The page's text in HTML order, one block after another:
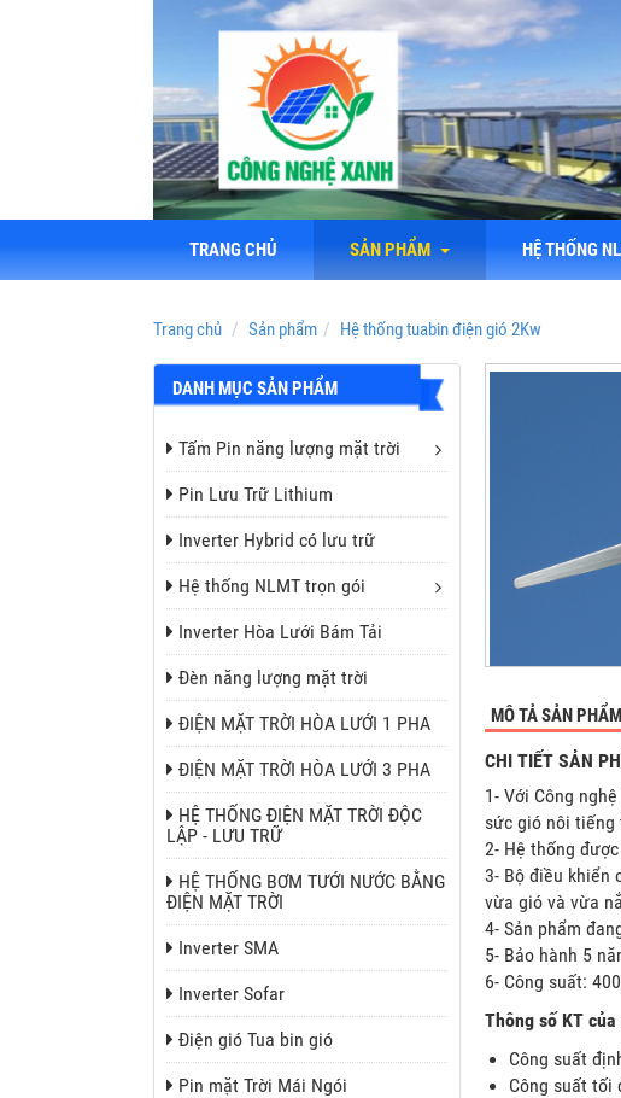
TRANG CHỦ SẢN PHẨM HỆ THỐNG
Trang chủ Sản phẩm Hệ thống tuabin điện gió 2Kw
MÔ TẢ SẢN PHẨM
CHI TIẾT SẢN
1- Với Công
sức gió nôi tiếng
2- Hệ thống
3- Bộ điều khiển
vừa gió và vừa
4- Sản phẩm
5- Bảo hành 5
6- Công suất:
Thông số KT
Công suất
Công suất tối
DANH MỤC SẢN PHẨM
Tấm Pin năng lượng mặt trời
Pin Lưu Trữ Lithium
Inverter Hybrid có lưu trữ
Hệ thống NLMT trọn gói
Inverter Hòa Lưới Bám Tải
Đèn năng lượng mặt trời
ĐIỆN MẶT TRỜI HÒA LƯỚI 1 PHA
ĐIỆN MẶT TRỜI HÒA LƯỚI 3 PHA
HỆ THỐNG ĐIỆN MẶT TRỜI ĐỘC
LẬP - LƯU TRỮ
HỆ THỐNG BƠM TƯỚI NƯỚC BẰNG
ĐIỆN MẶT TRỜI
Inverter SMA
Inverter Sofar
Điện gió Tua bin gió
Pin mặt Trời Mái Ngói